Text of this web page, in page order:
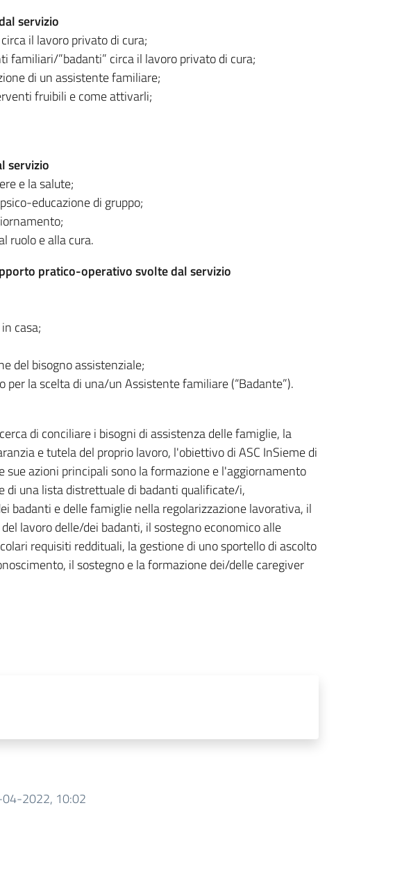
servizio
il lavoro privato di cura;
familiari/”badanti” circa il lavoro privato di cura;
di un assistente familiare;
fruibili e come attivarli;
servizio
e la salute;
educazione di gruppo;
ruolo e alla cura.
pratico-operativo svolte dal servizio
casa;
del bisogno assistenziale;
la scelta di una/un Assistente familiare (“Badante”).
di conciliare i bisogni di assistenza delle famiglie, la
e tutela del proprio lavoro, l'obiettivo di ASC InSieme di
sue azioni principali sono la formazione e l'aggiornamento
di una lista distrettuale di badanti qualificate/i,
badanti e delle famiglie nella regolarizzazione lavorativa, il
lavoro delle/dei badanti, il sostegno economico alle
requisiti reddituali, la gestione di uno sportello di ascolto
il sostegno e la formazione dei/delle caregiver
2022, 10:02